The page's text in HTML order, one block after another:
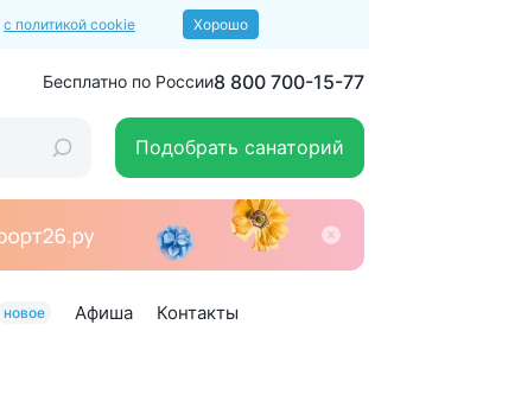
с политикой cookie Хорошо
Бесплатно по России8 800 700-15-77
Подобрать санаторий
новое Афиша Контакты